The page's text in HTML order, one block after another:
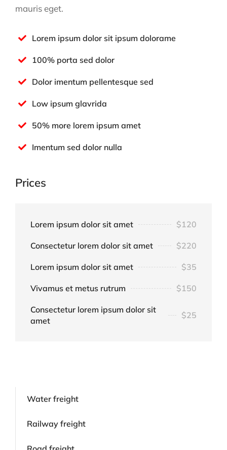
mauris eget.
Lorem ipsum dolor sit ipsum dolorame
100% porta sed dolor
Dolor imentum pellentesque sed
Low ipsum glavrida
50% more lorem ipsum amet
Imentum sed dolor nulla
Prices
Lorem ipsum dolor sit amet $120
Consectetur lorem dolor sit amet $220
Lorem ipsum dolor sit amet $35
Vivamus et metus rutrum $150
Consectetur lorem ipsum dolor sit
amet
$25
Water freight
Railway freight